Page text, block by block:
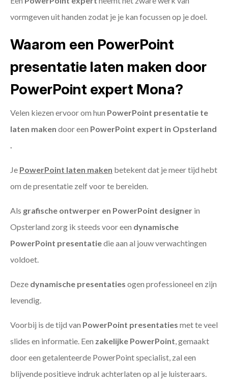
vormgeven uit handen zodat je je kan focussen op je doel.
Waarom een PowerPoint
presentatie laten maken door
PowerPoint expert Mona?
Velen kiezen ervoor om hun PowerPoint presentatie te
laten maken door een PowerPoint expert in Opsterland
.
Je PowerPoint laten maken betekent dat je meer tijd hebt
om de presentatie zelf voor te bereiden.
Als grafische ontwerper en PowerPoint designer in
Opsterland zorg ik steeds voor een dynamische
PowerPoint presentatiedie aan al jouw verwachtingen
voldoet.
Deze dynamische presentaties ogen professioneel en zijn
levendig.
Voorbij is de tijd van PowerPoint presentaties met te veel
slides en informatie. Een zakelijke PowerPoint, gemaakt
door een getalenteerde PowerPoint specialist, zal een
blijvende positieve indruk achterlaten op al je luisteraars.